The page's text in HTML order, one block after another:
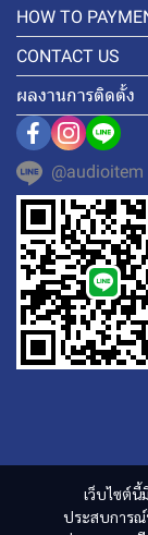
เว็บไซต์นี้
ประสบการณ์
HOW TO
CONTACT US
ผลงานการติดตั้ง
@audioitem